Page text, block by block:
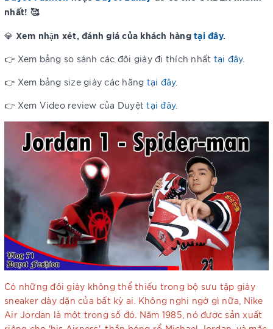
nhất! 🥰
💎 Xem nhận xét, đánh giá của khách hàng tại đây.
👉 Xem bảng so sánh các đôi giày đi thích nhất tại đây.
👉 Xem bảng size giày các hãng tại đây.
👉 Xem Video review của Duyệttại đây.
Có những đôi giày không thể thiếu trong bộ sưu tập giày
sneaker dày dặn của bất kỳ ai. Không nghi ngờ gì nữa, Nike
Air Jordan là một trong số đó. Năm 1985, nó được sản xuất